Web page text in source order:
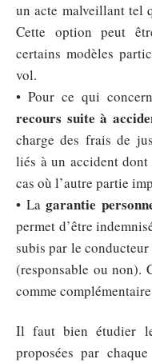
un acte malveillant tel
Cette option peut
certains modèles
vol.
• Pour ce qui
recours suite à
charge des frais de
liés à un accident dont
cas où l’autre partie
• Lagarantie
permet d’être
subis par le
(responsable ou non).
comme
Il faut bien étudier
proposées par